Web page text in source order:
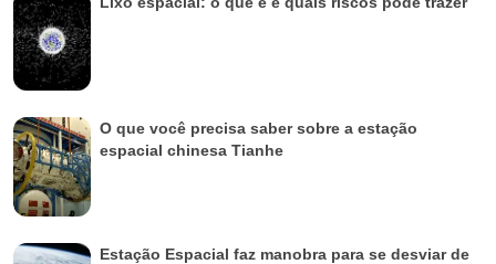
O que você precisa saber sobre a estação
espacial chinesa Tianhe
Estação Espacial faz manobra para se desviar de